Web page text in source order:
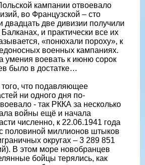
кампании отвоевало
во Французской – сто
двадцать две дивизии получили
и практически все их
«понюхали пороху», к
военных кампаниях.
умения воевать к июню сорок
было в достатке…
что подавляющее
ни одного дня по-
- так РККА за несколько
войны ещё и начала
численно, к 22.06.1941 года
с половиной миллионов штыков
округах – 3 289 851
В этом море новобранцев
бойцы терялись, как